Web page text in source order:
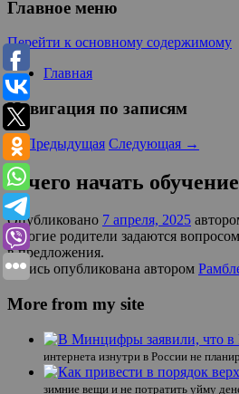
Главное меню
Перейти к основному содержимому
Главная
Навигация по записям
←Предыдущая Следующая →
С чего начать
Опубликовано 7 апреля, 2025
Многие родители задаются
в предложения.
Запись опубликована автором
More from my site
интернета изнутри в России не
зимние вещи и не потратить уйму